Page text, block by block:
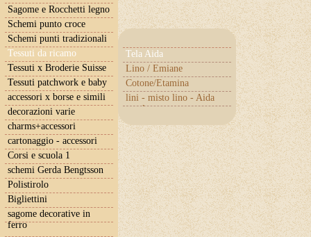
Sagome e Rocchetti legno
Schemi punto croce
Schemi punti tradizionali
Tessuti da ricamo
Tela Aida
Lino / Emiane
Cotone/Etamina
lini - misto lino - Aida
con lurex
Tessuti x Broderie Suisse
Tessuti patchwork e baby
accessori x borse e simili
decorazioni varie
charms+accessori
cartonaggio - accessori
Corsi e scuola 1
schemi Gerda Bengtsson
Polistirolo
Bigliettini
sagome decorative in
ferro